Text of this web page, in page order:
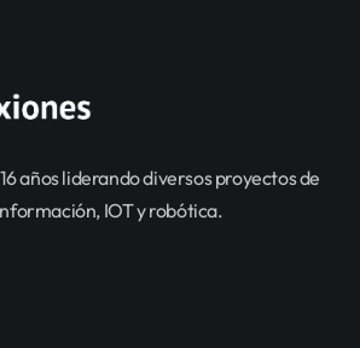
años liderando diversos proyectos de
IOT y robótica.